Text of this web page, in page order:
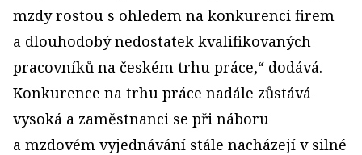
mzdy rostou s ohledem na konkurenci firem
a dlouhodobý nedostatek kvalifikovaných
pracovníků na českém trhu práce,“ dodává.
Konkurence na trhu práce nadále zůstává
vysoká a zaměstnanci se při náboru
a mzdovém vyjednávání stále nacházejí v silné